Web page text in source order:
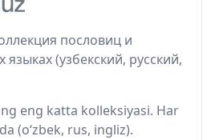
пословиц и
языках (узбекский, русский,
eng katta kolleksiyasi. Har
(o‘zbek, rus, ingliz).